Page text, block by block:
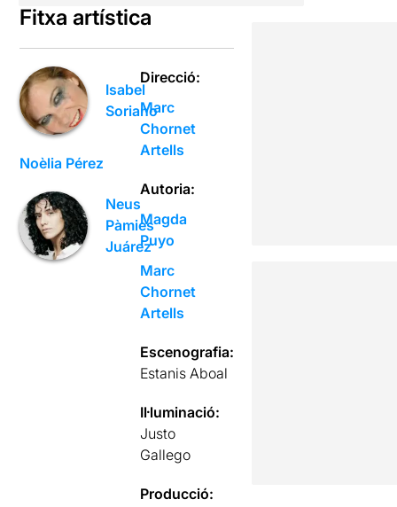
Fitxa artística
Isabel
Soriano
Noèlia Pérez
Neus
Pàmies
Juárez
Direcció:
Marc
Chornet
Artells
Autoria:
Magda
Puyo
Marc
Chornet
Artells
Escenografia:
Estanis Aboal
Il·luminació:
Justo
Gallego
Producció: